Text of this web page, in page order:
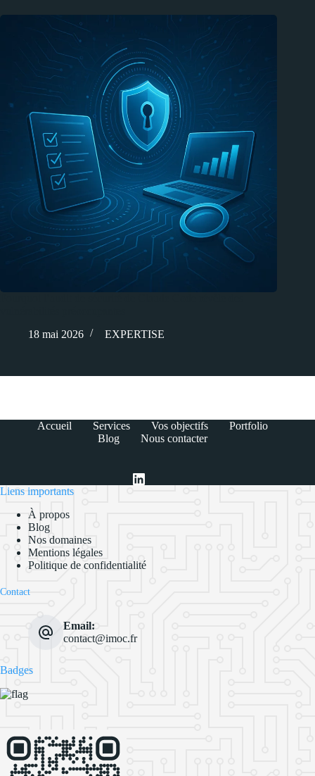
18 mai 2026
EXPERTISE
Accueil Services Vos objectifs
Portfolio
Blog
Nous contacter
Liens importants
À propos
Blog
Nos domaines
Mentions légales
Politique de confidentialité
Contact
Email:
contact@imoc.fr
Badges